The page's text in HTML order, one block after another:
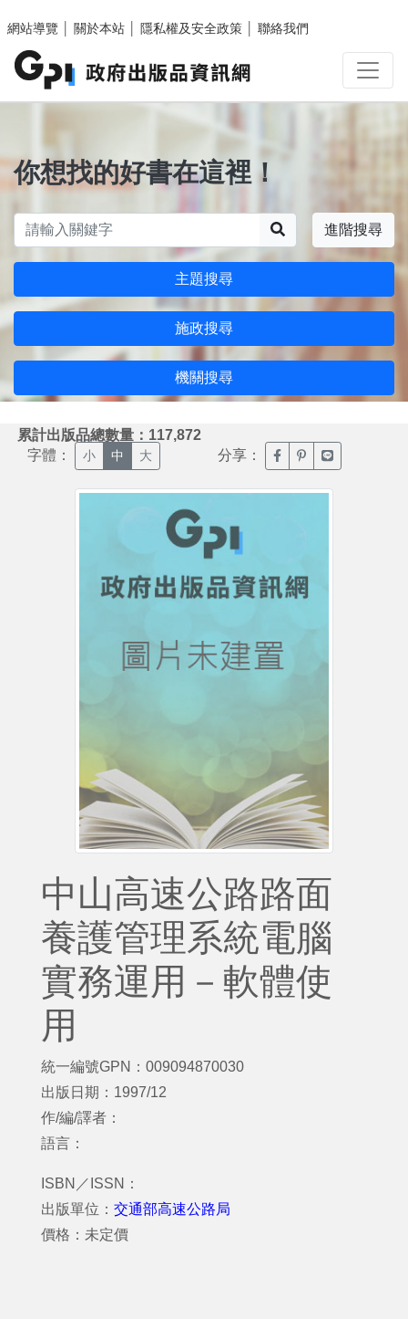
網站導覽
關於本站 隱私權及安全政策 聯絡我們
你想找的好書在這裡！
進階搜尋
主題搜尋
施政搜尋
機關搜尋
累計出版品總數量：117,872
字體： 小 中 大 分享： 臉書分享(另開新視窗)
噗浪分享(另開新
Line分享(另
中山高速公路路面
養護管理系統電腦
實務運用－軟體使
用
統一編號GPN：009094870030
出版日期：1997/12
作/編/譯者：
語言：
ISBN／ISSN：
出版單位： 交通部高速公路局
價格：未定價